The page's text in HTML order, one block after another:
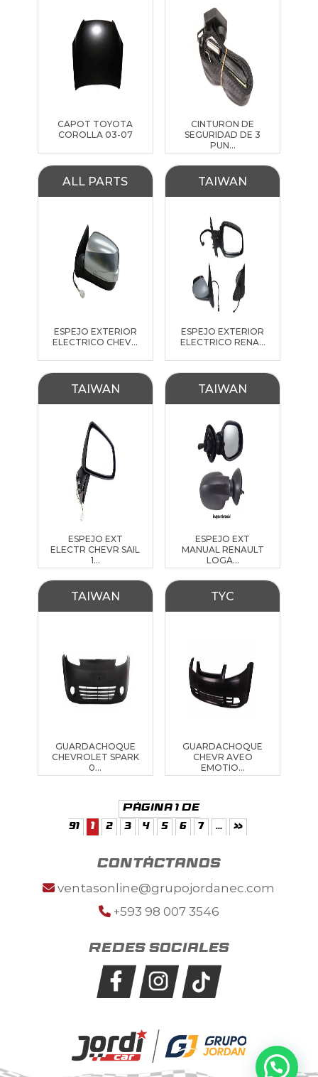
CAPOT TOYOTA
COROLLA 03-07
CINTURON DE
SEGURIDAD DE 3
PUN...
ALL PARTS
ESPEJO EXTERIOR
ELECTRICO CHEV...
TAIWAN
ESPEJO EXTERIOR
ELECTRICO RENA...
TAIWAN
ESPEJO EXT
ELECTR CHEVR SAIL
1...
TAIWAN
ESPEJO EXT
MANUAL RENAULT
LOGA...
TAIWAN
GUARDACHOQUE
CHEVROLET SPARK
0...
TYC
GUARDACHOQUE
CHEVR AVEO
EMOTIO...
Página 1 de
91
1 2 3 4 5 6 7 ... »
contáctanos
ventasonline@grupojordanec.com
+593 98 007 3546
Redes sociales